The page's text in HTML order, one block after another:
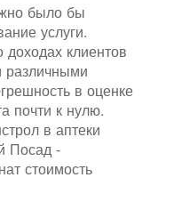
было бы
услуги.
клиентов
различными
в оценке
почти к нулю.
в аптеки
Посад -
стоимость